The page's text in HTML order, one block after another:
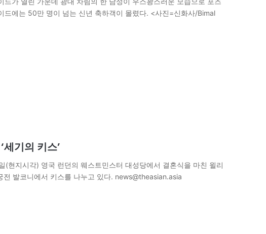
드에는 50만 명이 넘는 신년 축하객이 몰렸다. <사진=신화사/Bimal
기의 키스’
(현지시각) 영국 런던의 웨스트민스터 대성당에서 결혼식을 마친 윌리
발코니에서 키스를 나누고 있다. news@theasian.asia